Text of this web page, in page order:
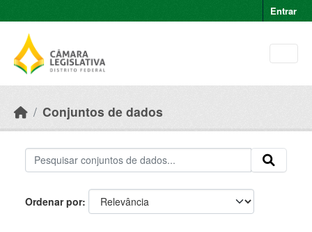
Entrar
Conjuntos de dados
Ordenar por